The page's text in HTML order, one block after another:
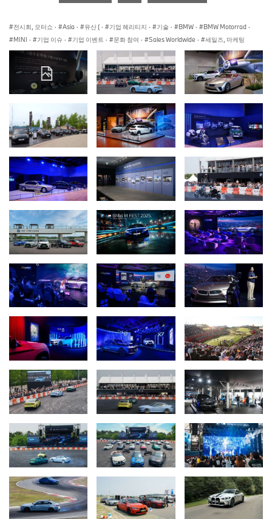
전시회, 모터쇼 · Asia · 유산 ( · 기업 헤리티지 · 기술 · BMW · BMW Motorrad ·
MINI · 기업 이슈 · 기업 이벤트 · 문화 참여 · Sales Worldwide · 세일즈, 마케팅